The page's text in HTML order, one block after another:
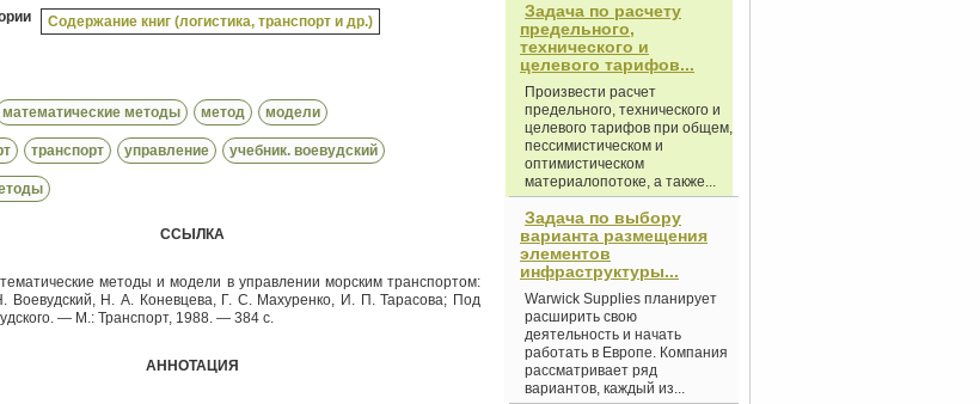
Содержание книг (логистика, транспорт и др.)
математические методы метод модели
транспорт управление учебник. воевудский
ССЫЛКА
методы и модели в управлении морским транспортом:
Воевудский, Н. А. Коневцева, Г. С. Махуренко, И. П. Тарасова; Под
— М.: Транспорт, 1988. — 384 с.
АННОТАЦИЯ
Задача по расчету
предельного,
технического и
целевого тарифов...
Произвести расчет
предельного, технического и
целевого тарифов при общем,
пессимистическом и
оптимистическом
материалопотоке, а также...
Задача по выбору
варианта размещения
элементов
инфраструктуры...
Warwick Supplies планирует
расширить свою
деятельность и начать
работать в Европе. Компания
рассматривает ряд
вариантов, каждый из...